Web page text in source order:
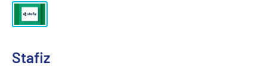
Stafiz